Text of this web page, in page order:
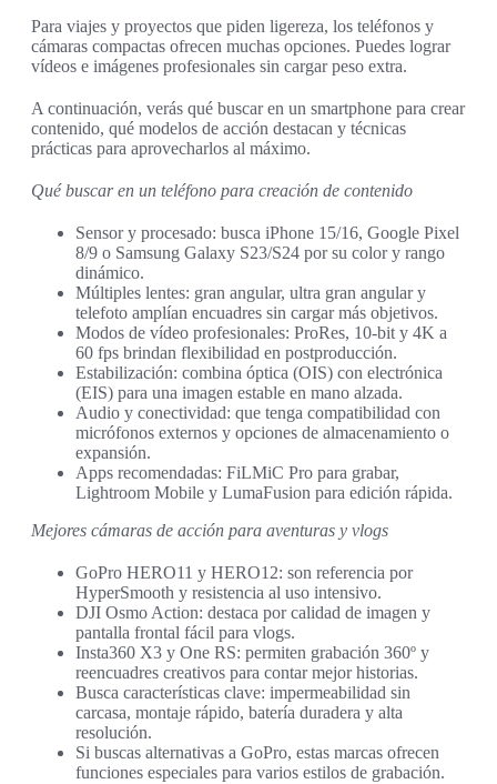
Para viajes y proyectos que piden ligereza, los teléfonos y
cámaras compactas ofrecen muchas opciones. Puedes lograr
vídeos e imágenes profesionales sin cargar peso extra.
A continuación, verás qué buscar en un smartphone para crear
contenido, qué modelos de acción destacan y técnicas
prácticas para aprovecharlos al máximo.
Qué buscar en un teléfono para creación de contenido
Sensor y procesado: busca iPhone 15/16, Google Pixel
8/9 o Samsung Galaxy S23/S24 por su color y rango
dinámico.
Múltiples lentes: gran angular, ultra gran angular y
telefoto amplían encuadres sin cargar más objetivos.
Modos de vídeo profesionales: ProRes, 10‑bit y 4K a
60 fps brindan flexibilidad en postproducción.
Estabilización: combina óptica (OIS) con electrónica
(EIS) para una imagen estable en mano alzada.
Audio y conectividad: que tenga compatibilidad con
micrófonos externos y opciones de almacenamiento o
expansión.
Apps recomendadas: FiLMiC Pro para grabar,
Lightroom Mobile y LumaFusion para edición rápida.
Mejores cámaras de acción para aventuras y vlogs
GoPro HERO11 y HERO12: son referencia por
HyperSmooth y resistencia al uso intensivo.
DJI Osmo Action: destaca por calidad de imagen y
pantalla frontal fácil para vlogs.
Insta360 X3 y One RS: permiten grabación 360º y
reencuadres creativos para contar mejor historias.
Busca características clave: impermeabilidad sin
carcasa, montaje rápido, batería duradera y alta
resolución.
Si buscas alternativas a GoPro, estas marcas ofrecen
funciones especiales para varios estilos de grabación.